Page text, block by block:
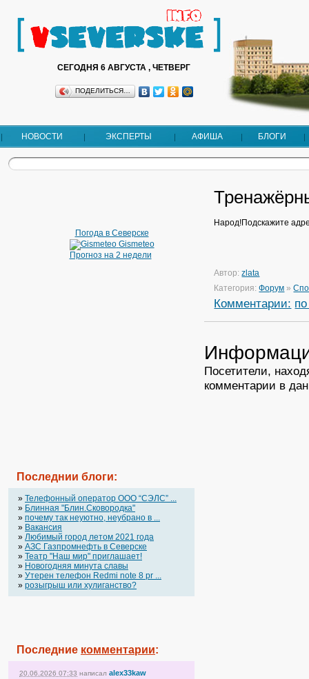
СЕГОДНЯ 6 АВГУСТА , ЧЕТВЕРГ
ПОДЕЛИТЬСЯ…
НОВОСТИ ЭКСПЕРТЫ АФИША БЛОГИ
Погода в Северске
Gismeteo
Прогноз на 2 недели
Последнии блоги:
» Телефонный оператор OOO “СЭЛС” ...
» Блинная "Блин.Сковородка"
» почему так неуютно, неубрано в ...
» Вакансия
» Любимый город летом 2021 года
» АЗС Газпромнефть в Северске
» Театр "Наш мир" приглашает!
» Новогодняя минута славы
» Утерен телефон Redmi note 8 pr ...
» розыгрыш или хулиганство?
Последние комментарии:
20.06.2026 07:33 написал alex33kaw
Народ!Подскажите
Автор:zlata
Категория:Форум »
Комментарии:
Посетители,
комментарии в